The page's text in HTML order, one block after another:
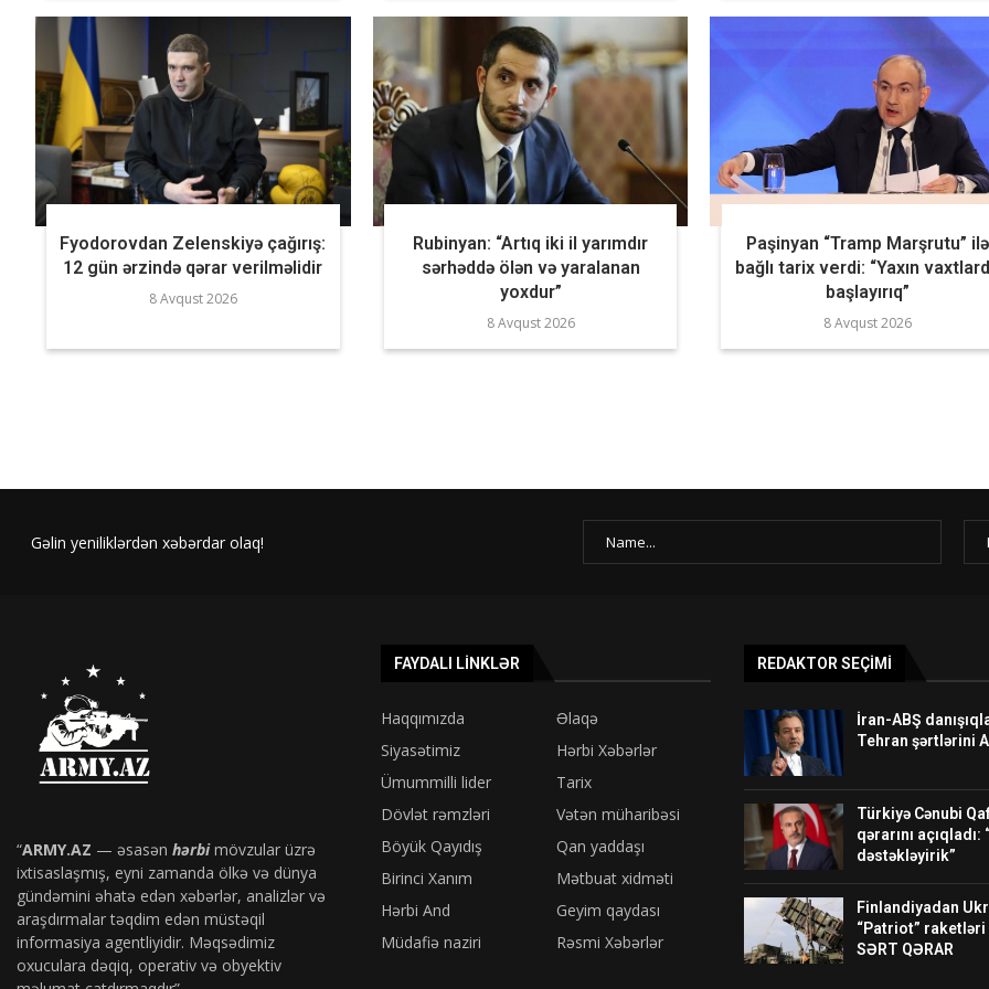
Fyodorovdan Zelenskiyə çağırış:
12 gün ərzində qərar verilməlidir
8 Avqust 2026
Rubinyan: “Artıq iki il yarımdır
sərhəddə ölən və yaralanan
yoxdur”
8 Avqust 2026
Paşinyan “Tramp Marşrutu” ilə
bağlı tarix verdi: “Yaxın
başlayırıq”
8 Avqust 2026
Gəlin yeniliklərdən xəbərdar olaq!
“ARMY.AZ — əsasən hərbimövzular üzrə
ixtisaslaşmış, eyni zamanda ölkə və dünya
gündəmini əhatə edən xəbərlər, analizlər və
araşdırmalar təqdim edən müstəqil
informasiya agentliyidir. Məqsədimiz
oxuculara dəqiq, operativ və obyektiv
FAYDALI LINKLƏR
Haqqımızda
Əlaqə
Siyasətimiz
Hərbi Xəbərlər
Ümummilli lider
Tarix
Dövlət rəmzləri
Vətən müharibəsi
Böyük Qayıdış
Qan yaddaşı
Birinci Xanım
Mətbuat xidməti
Hərbi And
Geyim qaydası
Müdafiə naziri
Rəsmi Xəbərlər
REDAKTOR SEÇIMI
İran-ABŞ
Tehran şərtlərini
Türkiyə Cənubi
qərarını açıqladı:
dəstəkləyirik”
Finlandiyadan
“Patriot” raketləri
SƏRT QƏRAR